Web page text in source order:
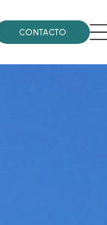
CONTACTO